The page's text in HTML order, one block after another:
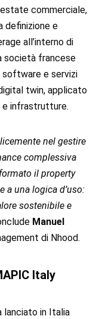
commerciale,
definizione e
all’interno di
società francese
software e servizi
twin, applicato
e infrastrutture.
nel gestire
complessiva
il property
a una logica d’uso:
sostenibile e
Manuel
di Nhood.
Italy
lanciato in Italia